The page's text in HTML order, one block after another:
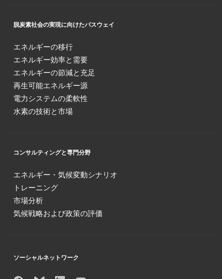
脱炭素社会の実現に向けたパスウェイ
エネルギーの移行
エネルギー効率と需要
エネルギーの節減と充足
再生可能エネルギー源
電力システムの柔軟性
水素の技術と市場
コンサルティングと専門分野
エネルギー・気候変動シナリオ
トレーニング
市場分析
気候戦略および政策の評価
ソーシャルネットワーク